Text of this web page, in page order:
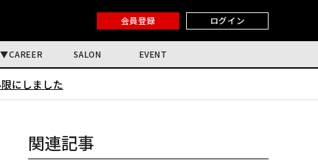
会員登録 ログイン
CAREER SALON EVENT
にしました
関連記事